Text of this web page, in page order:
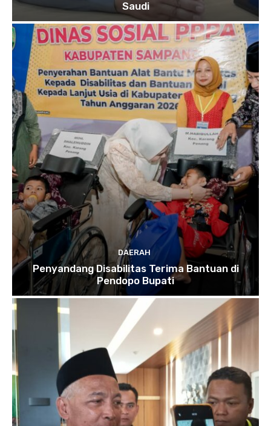
Saudi
DAERAH
Penyandang Disabilitas Terima Bantuan di
Pendopo Bupati